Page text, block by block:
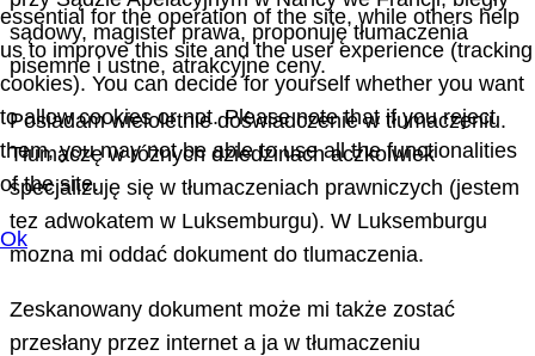
sądowy, magister prawa, proponuję tłumaczenia
pisemne i ustne, atrakcyjne ceny.
Posiadam wieloletnie doświadczenie w tłumaczeniu.
Tłumaczę w różnych dziedzinach aczkolwiek
specjalizuję się w tłumaczeniach prawniczych (jestem
tez adwokatem w Luksemburgu). W Luksemburgu
mozna mi oddać dokument do tlumaczenia.
Zeskanowany dokument może mi także zostać
przesłany przez internet a ja w tłumaczeniu
essential for the operation of the site, while others help
us to improve this site and the user experience (tracking
cookies). You can decide for yourself whether you want
to allow cookies or not. Please note that if you reject
them, you may not be able to use all the functionalities
of the site.
Ok